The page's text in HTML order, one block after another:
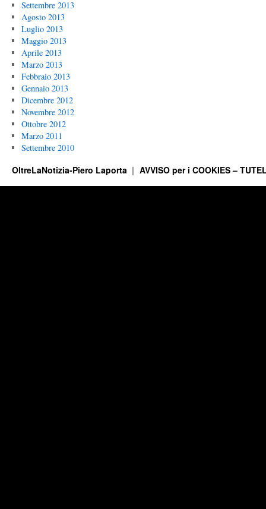
Settembre 2013
Agosto 2013
Luglio 2013
Maggio 2013
Aprile 2013
Marzo 2013
Febbraio 2013
Gennaio 2013
Dicembre 2012
Novembre 2012
Ottobre 2012
Marzo 2011
Settembre 2010
OltreLaNotizia-Piero Laporta AVVISO per i COOKIES –